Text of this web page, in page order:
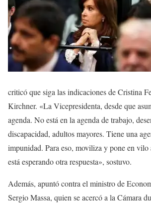
criticó que siga las indicaciones de Cristina
Kirchner. «La Vicepresidenta, desde que
agenda. No está en la agenda de trabajo,
discapacidad, adultos mayores. Tiene una
impunidad. Para eso, moviliza y pone en vilo
está esperando otra respuesta», sostuvo.
Además, apuntó contra el ministro de
Sergio Massa, quien se acercó a la Cámara